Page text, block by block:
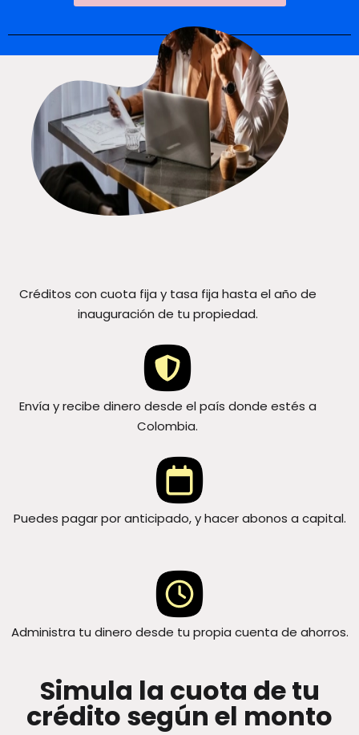
Créditos con cuota fija y tasa fija hasta el año de
inauguración de tu propiedad.
Envía y recibe dinero desde el país donde estés a
Colombia.
Puedes pagar por anticipado, y hacer abonos a capital.
Administra tu dinero desde tu propia cuenta de ahorros.
Simula la cuota de tu
crédito según el monto